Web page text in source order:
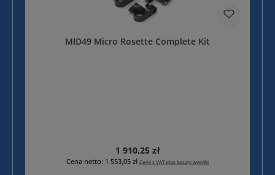
MID49 Micro Rosette Complete Kit
Cena regularna:
1 910,25 zł
Cena netto: 1 553,05 zł Ceny z VAT plus koszty wysyłki